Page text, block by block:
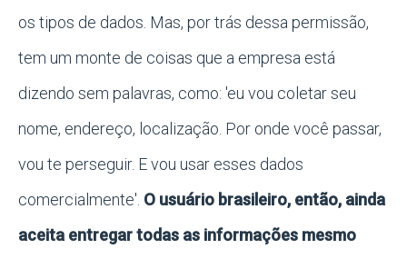
os tipos de dados. Mas, por trás dessa permissão,
tem um monte de coisas que a empresa está
dizendo sem palavras, como: 'eu vou coletar seu
nome, endereço, localização. Por onde você passar,
vou te perseguir. E vou usar esses dados
comercialmente'. O usuário brasileiro, então, ainda
aceita entregar todas as informações mesmo